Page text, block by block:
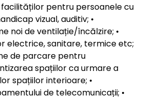
pentru persoanele cu
vizual, auditiv; •
noi de ventilație/încălzire; •
electrice, sanitare, termice etc;
de parcare pentru
spațiilor ca urmare a
spațiilor interioare; •
de telecomunicații; •